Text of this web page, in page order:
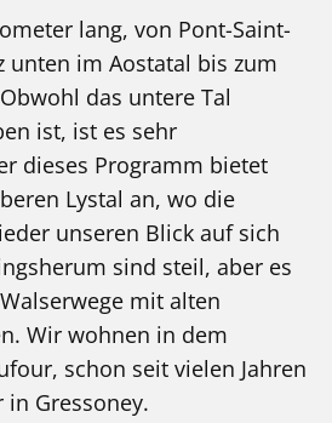
lang, von Pont-Saint-
unten im Aostatal bis zum
das untere Tal
ist, ist es sehr
dieses Programm bietet
Lystal an, wo die
unseren Blick auf sich
sind steil, aber es
mit alten
Wir wohnen in dem
schon seit vielen Jahren
in Gressoney.